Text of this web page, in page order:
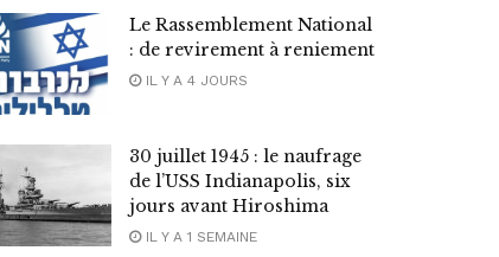
Le Rassemblement National
: de revirement à reniement
IL Y A 4 JOURS
30 juillet 1945 : le naufrage
de l’USS Indianapolis, six
jours avant Hiroshima
IL Y A 1 SEMAINE